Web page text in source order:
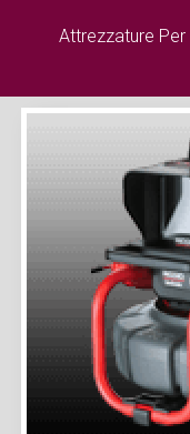
Attrezzature Per